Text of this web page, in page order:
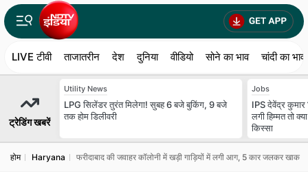
LIVE टीवी ताजातरीन देश दुनिया वीडियो सोने का भाव चांदी का भाव
ट्रेडिंग खबरें
Utility News
LPG सिलेंडर तुरंत मिलेगा! सुबह 6 बजे बुकिंग, 9 बजे
तक होम डिलीवरी
Jobs
IPS देवेंद्र कुमार
लगी हिम्मत तो
किस्सा
होम Haryana फरीदाबाद की जवाहर कॉलोनी में खड़ी गाड़‍ियों में लगी आग, 5 कार जलकर खाक